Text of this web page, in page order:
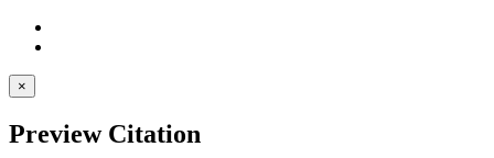
×
Preview Citation